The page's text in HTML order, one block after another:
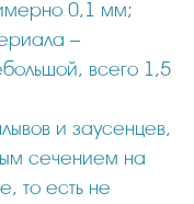
0,1 мм;
–
всего 1,5
и заусенцев,
сечением на
то есть не